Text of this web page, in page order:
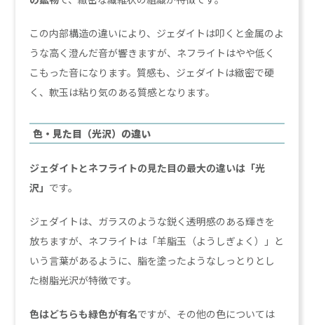
この内部構造の違いにより、ジェダイトは叩くと金属のよ
うな高く澄んだ音が響きますが、ネフライトはやや低く
こもった音になります。質感も、ジェダイトは緻密で硬
く、軟玉は粘り気のある質感となります。
色・見た目（光沢）の違い
ジェダイトとネフライトの見た目の最大の違いは「光
沢」 です。
ジェダイトは、ガラスのような鋭く透明感のある輝きを
放ちますが、ネフライトは「羊脂玉（ようしぎょく）」と
いう言葉があるように、脂を塗ったようなしっとりとし
た樹脂光沢が特徴です。
色はどちらも緑色が有名ですが、その他の色については